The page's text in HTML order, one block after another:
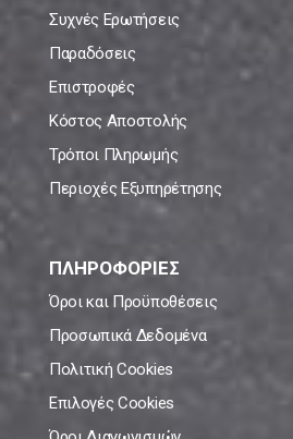
Συχνές Ερωτήσεις
Παραδόσεις
Επιστροφές
Κόστος Αποστολής
Τρόποι Πληρωμής
Περιοχές Εξυπηρέτησης
ΠΛΗΡΟΦΟΡΙΕΣ
Όροι και Προϋποθέσεις
Προσωπικά Δεδομένα
Πολιτική Cookies
Επιλογές Cookies